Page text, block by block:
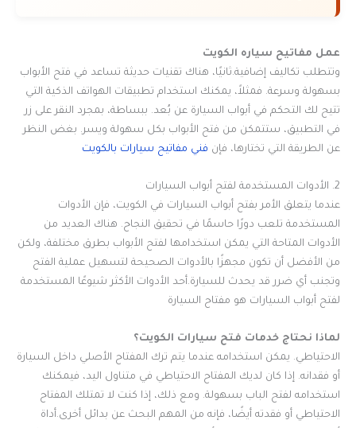
عمل مفاتيح سياره الكويت
وتتطلب تكاليف إضافية.ثانيًا، هناك تقنيات حديثة تساعد في فتح الأبواب
بسهولة وسرعة. فمثلاً، يمكنك استخدام تطبيقات الهواتف الذكية التي
تتيح لك التحكم في أبواب السيارة عن بُعد. ببساطة، بمجرد النقر على زر
في التطبيق، ستتمكن من فتح الأبواب بكل سهولة ويسر. بغض النظر
عن الطريقة التي تختارها، فإن فني مفاتيح سيارات بالكويت
2. الأدوات المستخدمة لفتح أبواب السيارات
عندما يتعلق الأمر بفتح أبواب السيارات في الكويت، فإن الأدوات
المستخدمة تلعب دورًا حاسمًا في تحقيق النجاح. هناك العديد من
الأدوات المتاحة التي يمكن استخدامها لفتح الأبواب بطرق مختلفة، ولكن
من الأفضل أن تكون مجهزًا بالأدوات الصحيحة لتسهيل عملية الفتح
وتجنب أي ضرر قد يحدث للسيارة.أحد الأدوات الأكثر شيوعًا المستخدمة
لفتح أبواب السيارات هو مفتاح السيارة
لماذا نحتاج خدمات فتح سيارات الكويت؟
الاحتياطي. يمكن استخدامه عندما يتم ترك المفتاح الأصلي داخل السيارة
أو فقدانه. إذا كان لديك المفتاح الاحتياطي في متناول اليد، فيمكنك
استخدامه لفتح الباب بسهولة. ومع ذلك، إذا كنت لا تمتلك المفتاح
الاحتياطي أو فقدته أيضًا، فإنه من المهم البحث عن بدائل أخرى.أداة